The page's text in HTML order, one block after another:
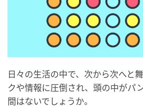
日々の生活の中で、次から次へと
クや情報に圧倒され、頭の中がパ
間はないでしょうか。